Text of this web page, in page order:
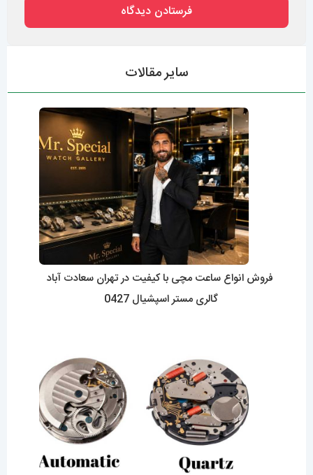
سایر مقالات
فروش انواع ساعت مچی با کیفیت در تهران سعادت آباد
گالری مستر اسپشیال 0427